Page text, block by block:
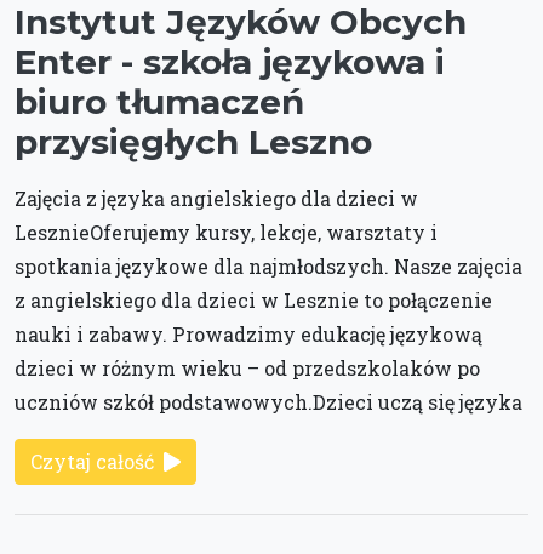
Instytut Języków Obcych
Enter - szkoła językowa i
biuro tłumaczeń
przysięgłych Leszno
Zajęcia z języka angielskiego dla dzieci w
LesznieOferujemy kursy, lekcje, warsztaty i
spotkania językowe dla najmłodszych. Nasze zajęcia
z angielskiego dla dzieci w Lesznie to połączenie
nauki i zabawy. Prowadzimy edukację językową
dzieci w różnym wieku – od przedszkolaków po
uczniów szkół podstawowych.Dzieci uczą się języka
Czytaj całość